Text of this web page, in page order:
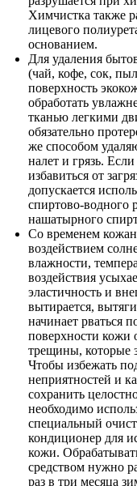
Химчистка также
лицевого
основанием.
Для удаления
(чай, кофе, сок,
поверхность
обработать
тканью легкими
обязательно
же способом
налет и грязь.
избавиться от
допускается
спиртово-водного
нашатырного
Со временем
воздействием
влажности,
воздействия
эластичность и
вытирается,
начинает рваться
поверхности кожи
трещины, которые
Чтобы избежать
неприятностей и
сохранить
необходимо
специальный
кондиционер для
кожи.
средством нужно
раз в три месяца